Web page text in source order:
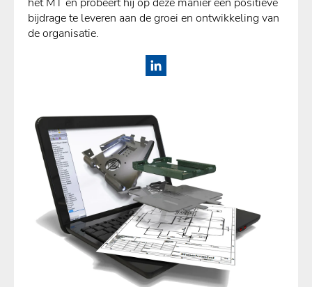
bijdrage te leveren aan de groei en ontwikkeling van
de organisatie.